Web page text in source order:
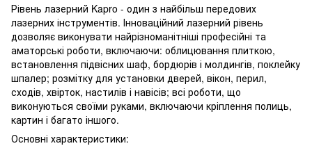
Рівень лазерний Kapro - один з найбільш передових
лазерних інструментів. Інноваційний лазерний рівень
дозволяє виконувати найрізноманітніші професійні та
аматорські роботи, включаючи: облицювання плиткою,
встановлення підвісних шаф, бордюрів і молдингів, поклейку
шпалер; розмітку для установки дверей, вікон, перил,
сходів, хвірток, настилів і навісів; всі роботи, що
виконуються своїми руками, включаючи кріплення полиць,
картин і багато іншого.
Основні характеристики: